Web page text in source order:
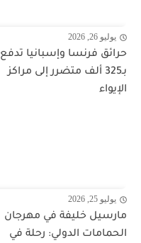
يوليو 26, 2026
حرائق فرنسا وإسبانيا تدفع
بـ325 ألف متضرر إلى مراكز
الإيواء
يوليو 25, 2026
مارسيل خليفة في مهرجان
الحمامات الدولي: رحلة في